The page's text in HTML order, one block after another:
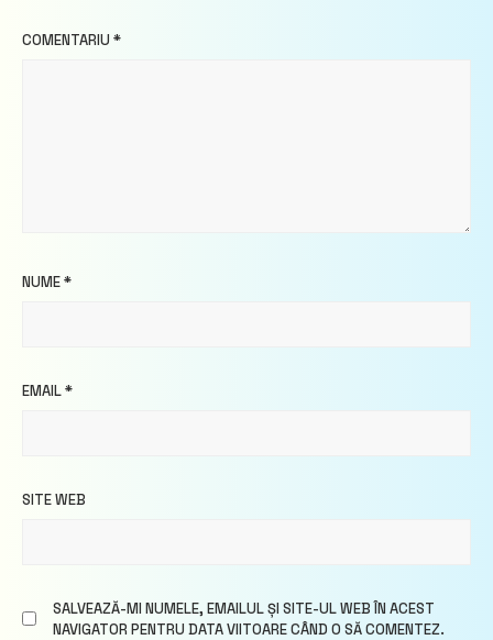
COMENTARIU *
NUME*
EMAIL*
SITE WEB
SALVEAZĂ-MI NUMELE, EMAILUL ȘI SITE-UL WEB ÎN ACEST
NAVIGATOR PENTRU DATA VIITOARE CÂND O SĂ COMENTEZ.